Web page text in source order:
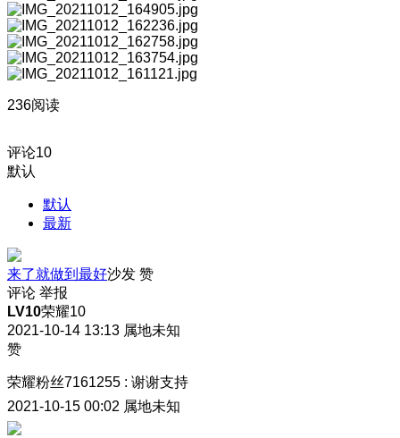
236阅读
评论10
默认
默认
最新
来了就做到最好沙发 赞
评论 举报
LV10荣耀10
2021-10-14 13:13 属地未知
赞
荣耀粉丝7161255 : 谢谢支持
2021-10-15 00:02 属地未知